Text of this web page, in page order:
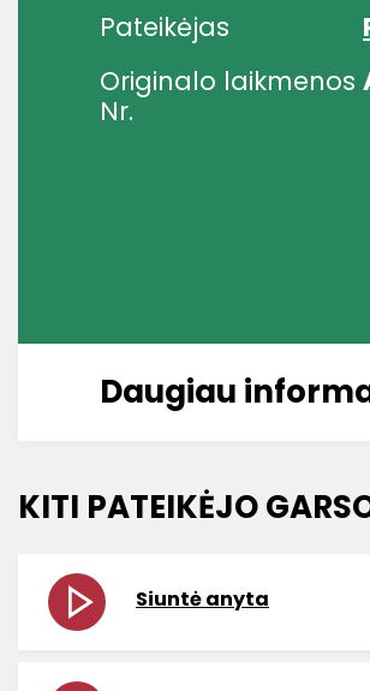
Pateikėjas
Originalo laikmenos
Nr.
Daugiau
KITI PATEIKĖJO
Siuntė anyta